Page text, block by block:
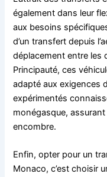
également dans leur
aux besoins
d’un transfert depuis
déplacement entre les
Principauté, ces
adapté aux exigences
expérimentés
monégasque,
encombre.
Enfin, opter pour un
Monaco, c’est choisir